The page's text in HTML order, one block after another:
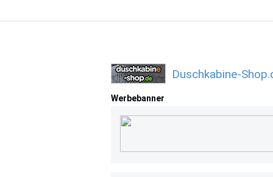
Duschkabine-
Werbebanner